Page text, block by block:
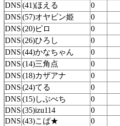
DNS (41)ほえる 0
DNS (57)オヤビン姫 0
DNS (20)ピロ 0
DNS (26)ひろし 0
DNS (44)かなちゃん 0
DNS (14)三角点 0
DNS (18)カザアナ 0
DNS (24)てる 0
DNS (15)しぶべち 0
DNS (35)izu114 0
DNS (43)こば★ 0